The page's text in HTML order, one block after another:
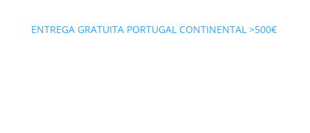
ENTREGA GRATUITA PORTUGAL CONTINENTAL >500€